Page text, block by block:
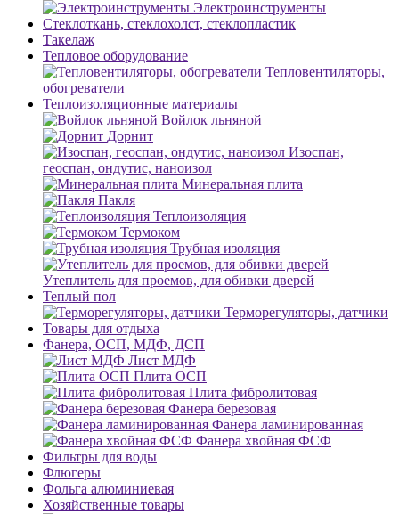
Электроинструменты
Стеклоткань, стеклохолст, стеклопластик
Такелаж
Тепловое оборудование
Тепловентиляторы,
обогреватели
Теплоизоляционные материалы
Войлок льняной
Дорнит
Изоспан,
геоспан, ондутис, наноизол
Минеральная плита
Пакля
Теплоизоляция
Термоком
Трубная изоляция
Утеплитель для проемов, для обивки дверей
Теплый пол
Терморегуляторы, датчики
Товары для отдыха
Фанера, ОСП, МДФ, ДСП
Лист МДФ
Плита ОСП
Плита фибролитовая
Фанера березовая
Фанера ламинированная
Фанера хвойная ФСФ
Фильтры для воды
Флюгеры
Фольга алюминиевая
Хозяйственные товары